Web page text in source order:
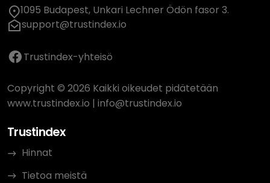
1095 Budapest, Unkari Lechner Ödön fasor 3.
support@trustindex.io
Trustindex-yhteisö
Copyright © 2026 Kaikki oikeudet pidätetään
www.trustindex.io | info@trustindex.io
Trustindex
Hinnat
Tietoa meistä